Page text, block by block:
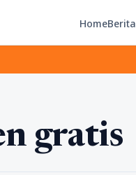
HomeBerita
gratis